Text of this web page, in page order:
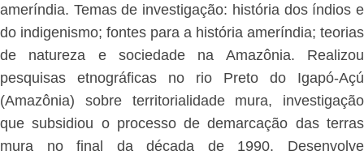
ameríndia. Temas de investigação: história dos índios e
do indigenismo; fontes para a história ameríndia; teorias
de natureza e sociedade na Amazônia. Realizou
pesquisas etnográficas no rio Preto do Igapó-Açú
(Amazônia) sobre territorialidade mura, investigação
que subsidiou o processo de demarcação das terras
mura no final da década de 1990. Desenvolve